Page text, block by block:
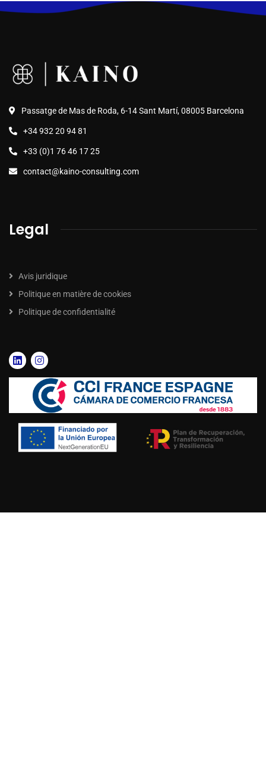
Passatge de Mas de Roda, 6-14 Sant Martí, 08005 Barcelona
+34 932 20 94 81
+33 (0)1 76 46 17 25
contact@kaino-consulting.com
Legal
Avis juridique
Politique en matière de cookies
Politique de confidentialité